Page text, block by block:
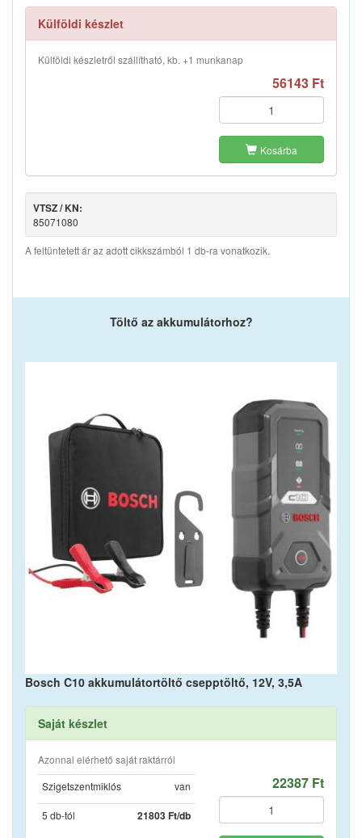
Külföldi készlet
Külföldi készletről szállítható, kb. +1 munkanap
56143 Ft
Kosárba
VTSZ / KN:
85071080
A feltüntetett ár az adott cikkszámból 1 db-ra vonatkozik.
Töltő az akkumulátorhoz?
Bosch C10 akkumulátortöltő csepptöltő, 12V, 3,5A
Saját készlet
Azonnal elérhető saját raktárról
Szigetszentmiklós
van
5 db-tól 21803 Ft/db
22387 Ft